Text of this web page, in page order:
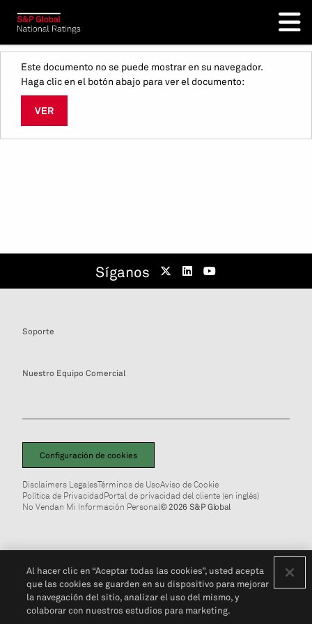
Este documento no se puede mostrar en su navegador.
Haga clic en el botón abajo para ver el documento:
VER
Síganos
Soporte
Nuestro Equipo Comercial
Configuración de cookies
Disclaimers LegalesTérminos de UsoAviso de Cookie
Política de PrivacidadPortal de privacidad del cliente (en inglés)
No Vendan Mi Información Personal© 2026 S&P Global
Al hacer clic en “Aceptar todas las cookies”, usted acepta
que las cookies se guarden en su dispositivo para mejorar
la navegación del sitio, analizar el uso del mismo, y
colaborar con nuestros estudios para marketing.